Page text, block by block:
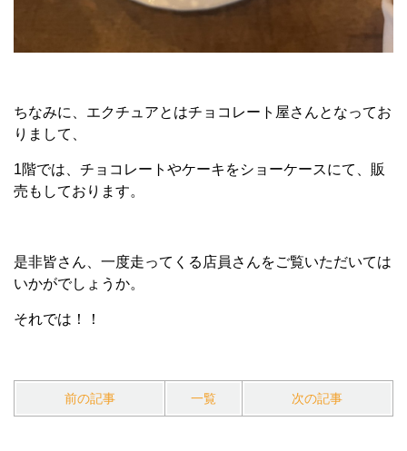
ちなみに、エクチュアとはチョコレート屋さんとなってお
りまして、
1階では、チョコレートやケーキをショーケースにて、販
売もしております。
是非皆さん、一度走ってくる店員さんをご覧いただいては
いかがでしょうか。
それでは！！
前の記事 一覧 次の記事